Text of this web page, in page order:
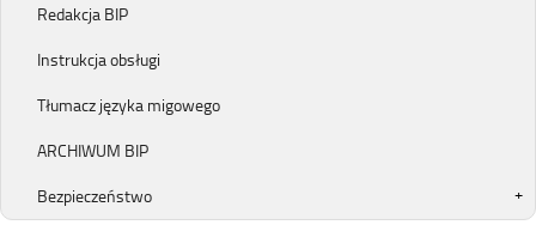
Redakcja BIP
Instrukcja obsługi
Tłumacz języka migowego
ARCHIWUM BIP
Bezpieczeństwo